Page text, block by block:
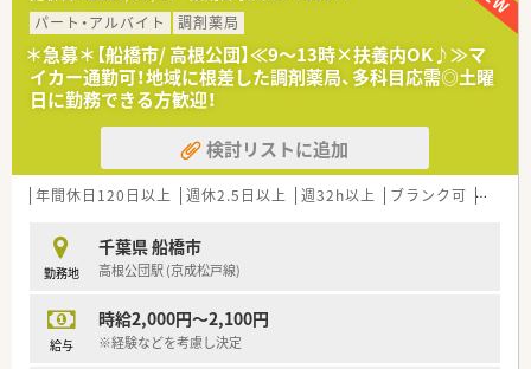
≪職場環境≫
■1人当たりの処方枚数20～30枚の人員配置をしており、きちん
と服薬指導ができる環境が整っております。
■月の残業時間は全社平均0～10時間程度
■全店舗に、薬剤鑑査システム(鑑査レンジ)導入。調剤した薬剤
を装置内に入れ、レセコンに処方入力したものとの一致が画像で
判断されます。調剤ミスが非常に起こりにくいです。
■在庫医薬品数は1,800品目ほど。新薬が多いため、日々勉強に
≪ワークライフバランスの取り組み≫
■≪年間休日124日≫有給休暇を取得しやすい環境、9連休まで
■≪利益を社員に還元≫プラスで決算賞与があります。
■全国約110ヵ所の会員制リゾートホテル、フィットネスクラ
パート・アルバイト
調剤薬局
＊急募＊【船橋市/ 高根公団】≪9～13時×扶養内OK♪≫マ
イカー通勤可！地域に根差した調剤薬局、多科目応需◎土曜
日に勤務できる方歓迎！
検討リストに追加
年間休日120日以上 週休2.5日以上 週32h以上 ブランク可 Ｗワ
勤務地
千葉県 船橋市
高根公団駅 (京成松戸線)
給与
時給2,000円～2,100円
※経験などを考慮し決定